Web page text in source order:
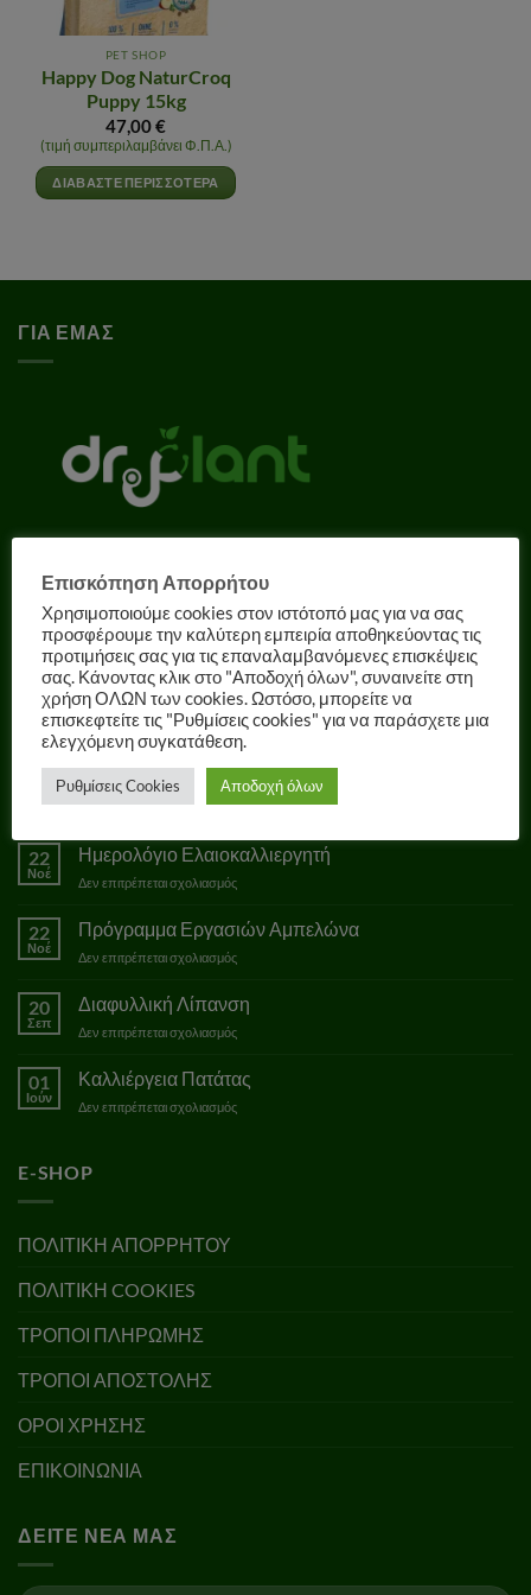
PET SHOP
Happy Dog NaturCroq
Puppy 15kg
47,00€
(τιμή συμπεριλαμβάνει Φ.Π.Α.)
ΔΙΑΒΆΣΤΕ ΠΕΡΙΣΣΌΤΕΡΑ
ΓΙΑ ΕΜΑΣ
Ε.Ο. Πρέβεζας - Φιλιππιάδας,
Λούρος, Τ.Κ. 48061, Πρέβεζα
: 26820 31940
: info@drplant.gr
ΟΔΗΓΟΙ ΚΑΛΛΙΕΡΓΕΙΑΣ
22
Νοέ
Ημερολόγιο Ελαιοκαλλιεργητή
Δεν επιτρέπεται σχολιασμόςστο
Ελαιοκαλλιεργητή
22
Νοέ
Πρόγραμμα Εργασιών Αμπελώνα
Δεν επιτρέπεται σχολιασμόςστο
Αμπελώνα
20
Σεπ
Διαφυλλική Λίπανση
Δεν επιτρέπεται σχολιασμόςστο
01
Ιούν
Καλλιέργεια Πατάτας
Δεν επιτρέπεται σχολιασμόςστο
E-SHOP
ΠΟΛΙΤΙΚΗ ΑΠΟΡΡΗΤΟΥ
ΠΟΛΙΤΙΚΗ COOKIES
ΤΡΟΠΟΙ ΠΛΗΡΩΜΗΣ
ΤΡΟΠΟΙ ΑΠΟΣΤΟΛΗΣ
ΟΡΟΙ ΧΡΗΣΗΣ
ΕΠΙΚΟΙΝΩΝΙΑ
ΔΕΊΤΕ ΝΈΑ ΜΑΣ
Επισκόπηση Απορρήτου
Χρησιμοποιούμε cookies στον ιστότοπό μας για να σας
προσφέρουμε την καλύτερη εμπειρία αποθηκεύοντας τις
προτιμήσεις σας για τις επαναλαμβανόμενες επισκέψεις
σας. Κάνοντας κλικ στο "Αποδοχή όλων", συναινείτε στη
χρήση ΟΛΩΝ των cookies. Ωστόσο, μπορείτε να
επισκεφτείτε τις "Ρυθμίσεις cookies" για να παράσχετε μια
ελεγχόμενη συγκατάθεση.
Ρυθμίσεις Cookies Αποδοχή όλων